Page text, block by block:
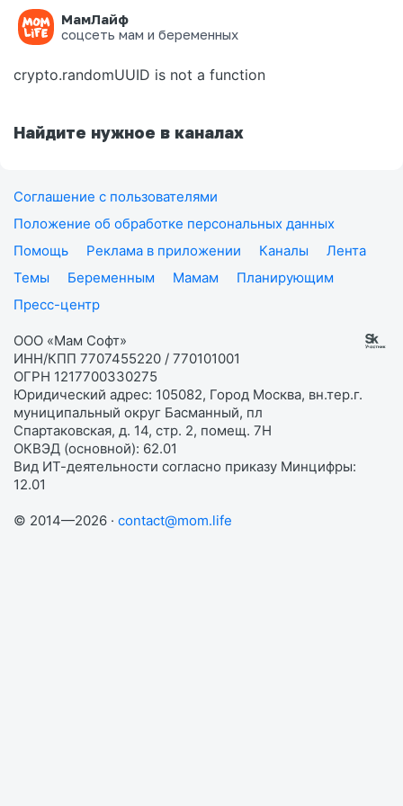
МамЛайф
соцсеть мам и беременных
Ошибка на странице
crypto.randomUUID is not a function
Найдите нужное в каналах
Соглашение с пользователями
Положение об обработке персональных данных
Помощь
Реклама в приложении Каналы
Лента
Темы
Беременным Мамам
Планирующим
Пресс-центр
ООО «Мам Софт»
ИНН/КПП 7707455220 / 770101001
ОГРН 1217700330275
Юридический адрес: 105082, Город Москва, вн.тер.г.
муниципальный округ Басманный, пл
Спартаковская, д. 14, стр. 2, помещ. 7Н
ОКВЭД (основной): 62.01
Вид ИТ-деятельности согласно приказу Минцифры:
12.01
© 2014—2026 · contact@mom.life